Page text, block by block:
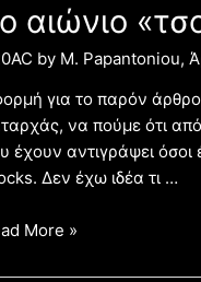
αιώνιο
by M. Papantoniou,
για το παρόν
να πούμε ότι
έχουν αντιγράψει
Δεν έχω ιδέα τι …
More »